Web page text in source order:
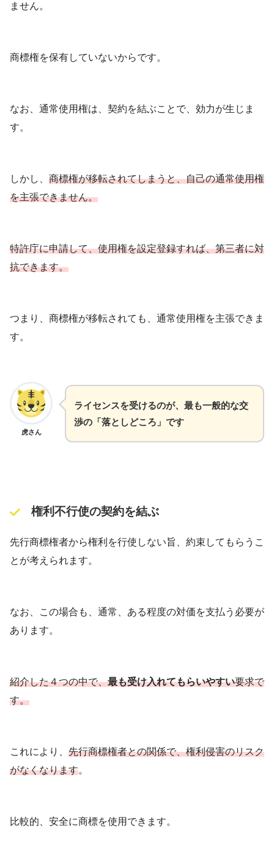
ません。
商標権を保有していないからです。
なお、通常使用権は、契約を結ぶことで、効力が生じま
す。
しかし、 商標権が移転されてしまうと、自己の通常使用権
を主張できません。
特許庁に申請して、使用権を設定登録すれば、第三者に対
抗できます。
つまり、商標権が移転されても、通常使用権を主張できま
す。
虎さん
ライセンスを受けるのが、最も一般的な交
渉の「落としどころ」です
権利不行使の契約を結ぶ
先行商標権者から権利を行使しない旨、約束してもらうこ
とが考えられます。
なお、この場合も、通常、ある程度の対価を支払う必要が
あります。
紹介した４つの中で、最も受け入れてもらいやすい要求で
す。
これにより、 先行商標権者との関係で、権利侵害のリスク
がなくなります。
比較的、安全に商標を使用できます。